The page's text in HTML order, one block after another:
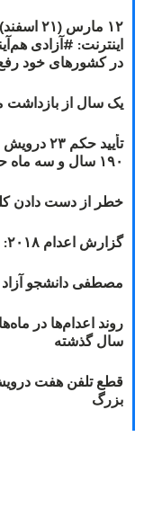
۱۲
در کشورهای خود
یک سال از
تأیید
۱۹۰ سال و سه ماه حبس برای ۲۳ درویش گنابادی قطعی شد
خطر از دست دادن
گزارش اعدام ۲۰۱۸: قصاص و بخشش
مصطفی دانشجو
سال گذشته
قطع تلفن هفت
بزرگ